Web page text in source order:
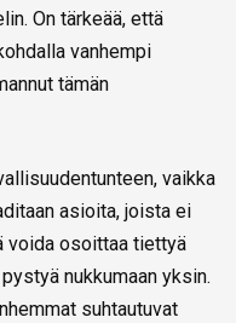
On tärkeää, että
vanhempi
tämän
vaikka
asioita, joista ei
voida osoittaa tiettyä
nukkumaan yksin.
suhtautuvat